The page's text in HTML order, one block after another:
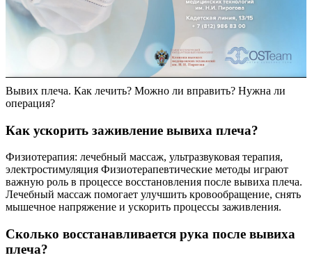
Вывих плеча. Как лечить? Можно ли вправить? Нужна ли
операция?
Как ускорить заживление вывиха плеча?
Физиотерапия: лечебный массаж, ультразвуковая терапия,
электростимуляция Физиотерапевтические методы играют
важную роль в процессе восстановления после вывиха плеча.
Лечебный массаж помогает улучшить кровообращение, снять
мышечное напряжение и ускорить процессы заживления.
Сколько восстанавливается рука после вывиха
плеча?